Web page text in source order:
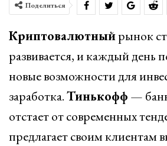
Поделиться
Криптовалютныйрынок
развивается, и каждый день
новые возможности для
заработка.Тинькофф —
отстает от современных
предлагает своим клиентам